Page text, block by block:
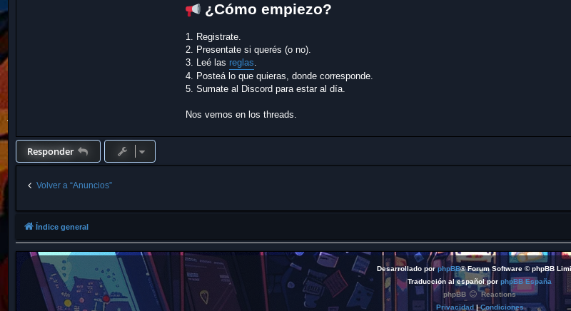
¿Cómo empiezo?
1. Registrate.
2. Presentate si querés (o no).
3. Leé las reglas.
4. Posteá lo que quieras, donde corresponde.
5. Sumate al Discord para estar al día.
Nos vemos en los threads.
Responder
Volver a “Anuncios”
Índice general
Desarrollado porphpBB® Forum Software © phpBB
Traducción al español por phpBB España
phpBB
Reactions
Privacidad|Condiciones